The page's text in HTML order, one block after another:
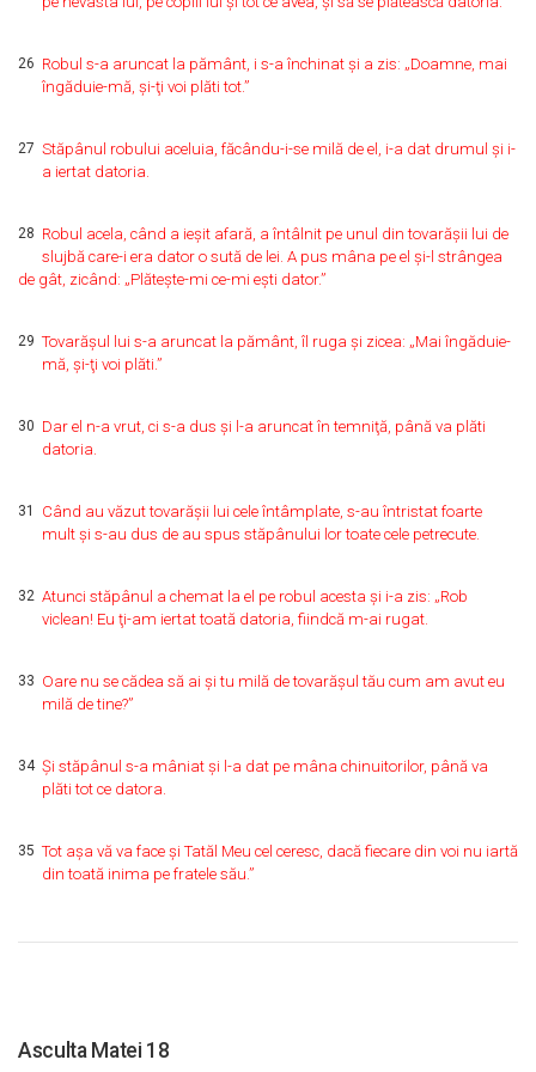
26 Robul s-a aruncat la pământ, i s-a închinat şi a zis: „Doamne, mai
îngăduie-mă, şi-ţi voi plăti tot.”
27 Stăpânul robului aceluia, făcându-i-se milă de el, i-a dat drumul şi i-
a iertat datoria.
28 Robul acela, când a ieşit afară, a întâlnit pe unul din tovarăşii lui de
slujbă care-i era dator o sută de lei. A pus mâna pe el şi-l strângea
de gât, zicând: „Plăteşte-mi ce-mi eşti dator.”
29 Tovarăşul lui s-a aruncat la pământ, îl ruga şi zicea: „Mai îngăduie-
mă, şi-ţi voi plăti.”
30 Dar el n-a vrut, ci s-a dus şi l-a aruncat în temniţă, până va plăti
datoria.
31 Când au văzut tovarăşii lui cele întâmplate, s-au întristat foarte
mult şi s-au dus de au spus stăpânului lor toate cele petrecute.
32 Atunci stăpânul a chemat la el pe robul acesta şi i-a zis: „Rob
viclean! Eu ţi-am iertat toată datoria, fiindcă m-ai rugat.
33 Oare nu se cădea să ai şi tu milă de tovarăşul tău cum am avut eu
milă de tine?”
34 Şi stăpânul s-a mâniat şi l-a dat pe mâna chinuitorilor, până va
plăti tot ce datora.
35 Tot aşa vă va face şi Tatăl Meu cel ceresc, dacă fiecare din voi nu iartă
din toată inima pe fratele său.”
Asculta Matei 18